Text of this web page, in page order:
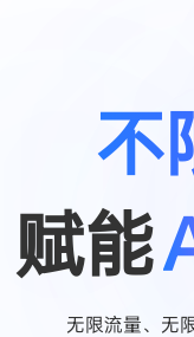
不
赋能
无限流量、无